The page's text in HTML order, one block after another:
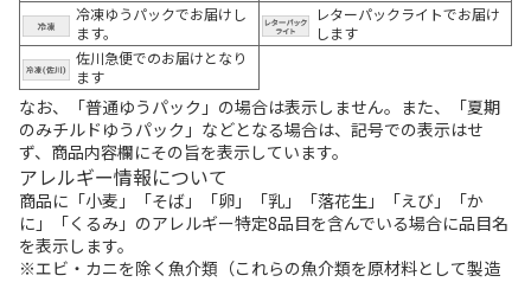
冷凍ゆうパックでお届けし
ます。
レターパックライトでお届け
します
佐川急便でのお届けとなり
ます
なお、「普通ゆうパック」の場合は表示しません。また、「夏期
のみチルドゆうパック」などとなる場合は、記号での表示はせ
ず、商品内容欄にその旨を表示しています。
アレルギー情報について
商品に「小麦」「そば」「卵」「乳」「落花生」「えび」「か
に」「くるみ」のアレルギー特定8品目を含んでいる場合に品目名
を表示します。
※エビ・カニを除く魚介類（これらの魚介類を原材料として製造